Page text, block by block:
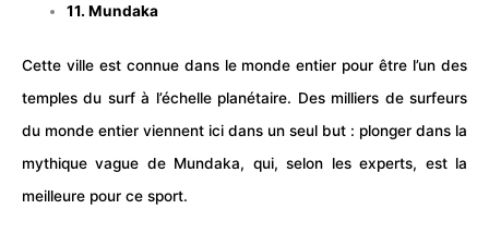
11. Mundaka
Cette ville est connue dans le monde entier pour être l’un des
temples du surf à l’échelle planétaire. Des milliers de surfeurs
du monde entier viennent ici dans un seul but : plonger dans la
mythique vague de Mundaka, qui, selon les experts, est la
meilleure pour ce sport.